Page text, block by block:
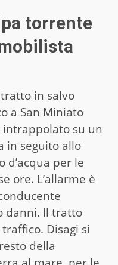
torrente
in salvo
a San Miniato
intrappolato su un
in seguito allo
d’acqua per le
ore. L’allarme è
danni. Il tratto
Disagi si
della